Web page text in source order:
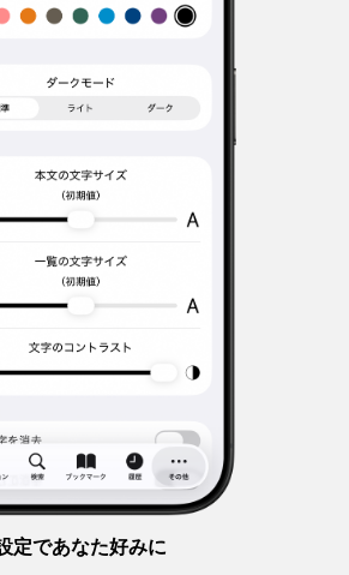
定であなた好みに